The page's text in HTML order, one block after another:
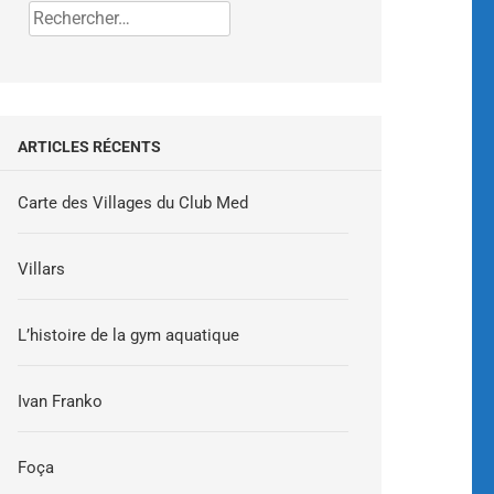
ARTICLES RÉCENTS
Carte des Villages du Club Med
Villars
L’histoire de la gym aquatique
Ivan Franko
Foça